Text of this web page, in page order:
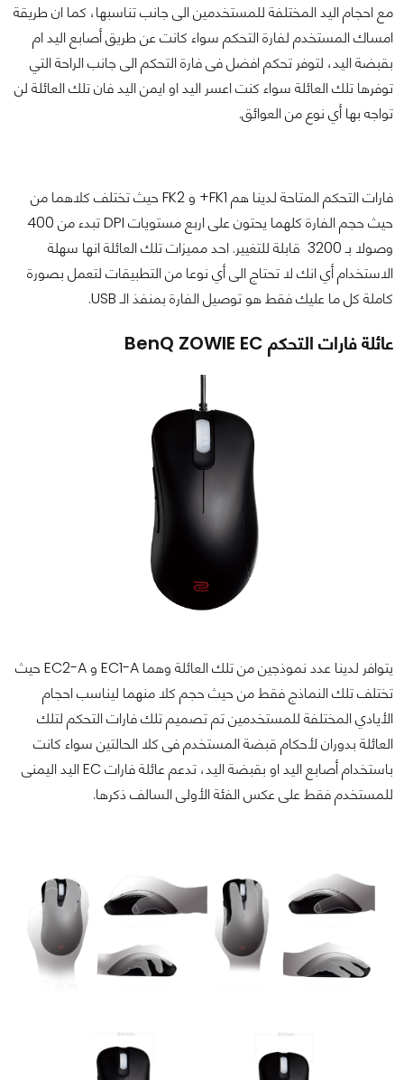
مع احجام اليد المختلفة للمستخدمين الى جانب تناسبها، كما ان طريقة
امساك المستخدم لفارة التحكم سواء كانت عن طريق أصابع اليد ام
بقبضة اليد، لتوفر تحكم افضل فى فارة التحكم الى جانب الراحة التي
توفرها تلك العائلة سواء كنت اعسر اليد او ايمن اليد فان تلك العائلة لن
تواجه بها أي نوع من العوائق.
فارات التحكم المتاحة لدينا هم FK1+ و FK2 حيث تختلف كلاهما من
حيث حجم الفارة كلهما يحتون على اربع مستويات DPI تبدء من 400
وصولا بـ 3200 قابلة للتغيير. احد مميزات تلك العائلة انها سهلة
الاستخدام أي انك لا تحتاج الى أي نوعا من التطبيقات لتعمل بصورة
كاملة كل ما عليك فقط هو توصيل الفارة بمنفذ الـ USB.
عائلة فارات التحكم BenQ ZOWIE EC
يتوافر لدينا عدد نموذجين من تلك العائلة وهما EC1-A و EC2-A حيث
تختلف تلك النماذج فقط من حيث حجم كلا منهما ليناسب احجام
الأيادي المختلفة للمستخدمين تم تصميم تلك فارات التحكم لتلك
العائلة بدوران لأحكام قبضة المستخدم فى كلا الحالتين سواء كانت
باستخدام أصابع اليد او بقبضة اليد، تدعم عائلة فارات EC اليد اليمنى
للمستخدم فقط على عكس الفئة الأولى السالف ذكرها.